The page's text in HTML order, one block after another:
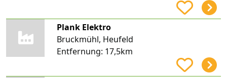
Plank Elektro
Bruckmühl, Heufeld
Entfernung: 17,5km